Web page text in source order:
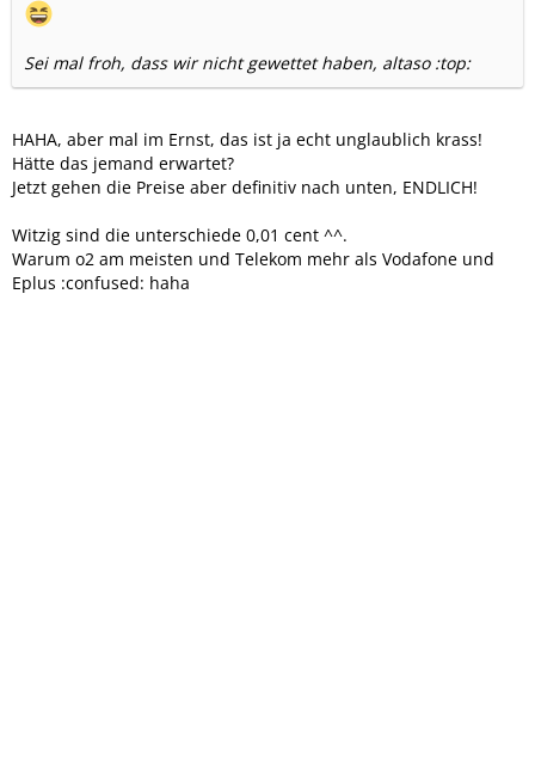
Sei mal froh, dass wir nicht gewettet haben, altaso :top:
HAHA, aber mal im Ernst, das ist ja echt unglaublich krass!
Hätte das jemand erwartet?
Jetzt gehen die Preise aber definitiv nach unten, ENDLICH!
Witzig sind die unterschiede 0,01 cent ^^.
Warum o2 am meisten und Telekom mehr als Vodafone und
Eplus :confused: haha